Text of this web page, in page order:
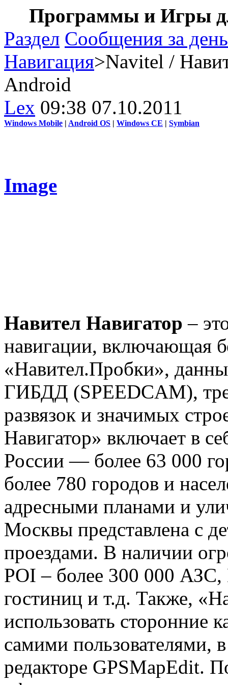
Программы и Игры
Раздел Сообщения за день
Навигация>Navitel /
Android
Lex 09:38 07.10.2011
Windows Mobile | Android OS | Windows CE | Symbian
Image
Навител Навигатор –
навигации, включающая
«Навител.Пробки»,
ГИБДД (SPEEDCAM),
развязок и значимых
Навигатор» включает в
России — более 63 000
более 780 городов и
адресными планами и
Москвы представлена с
проездами. В наличии
POI – более 300 000
гостиниц и т.д. Также,
использовать сторонние
самими пользователями,
редакторе GPSMapEdit.